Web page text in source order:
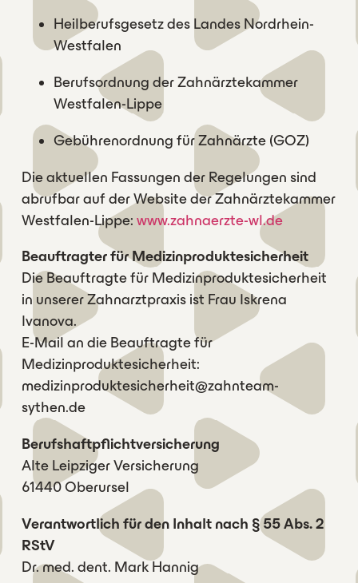
Heilberufsgesetz des Landes Nordrhein-
Westfalen
Berufsordnung der Zahnärztekammer
Westfalen-Lippe
Gebührenordnung für Zahnärzte (GOZ)
Die aktuellen Fassungen der Regelungen sind
abrufbar auf der Website der Zahnärztekammer
Westfalen-Lippe: www.zahnaerzte-wl.de
Beauftragter für Medizinproduktesicherheit
Die Beauftragte für Medizinproduktesicherheit
in unserer Zahnarztpraxis ist Frau Iskrena
Ivanova.
E-Mail an die Beauftragte für
Medizinproduktesicherheit:
medizinproduktesicherheit@zahnteam-
sythen.de
Berufshaftpflichtversicherung
Alte Leipziger Versicherung
61440 Oberursel
Verantwortlich für den Inhalt nach § 55 Abs. 2
RStV
Dr. med. dent. Mark Hannig